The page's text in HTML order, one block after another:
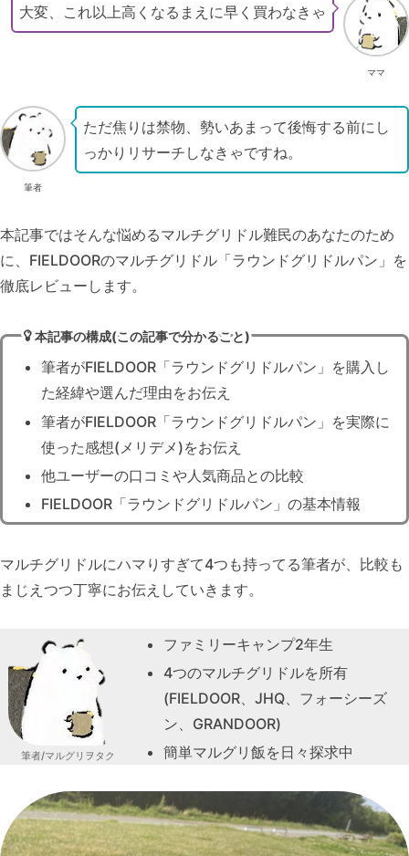
ママ
大変、これ以上高くなるまえに早く買わなきゃ
筆者
ただ焦りは禁物、勢いあまって後悔する前にし
っかりリサーチしなきゃですね。
本記事ではそんな悩めるマルチグリドル難民のあなたのため
に、FIELDOORのマルチグリドル「ラウンドグリドルパン」を
徹底レビューします。
本記事の構成(この記事で分かること)
筆者がFIELDOOR「ラウンドグリドルパン」を購入し
た経緯や選んだ理由をお伝え
筆者がFIELDOOR「ラウンドグリドルパン」を実際に
使った感想(メリデメ)をお伝え
他ユーザーの口コミや人気商品との比較
FIELDOOR「ラウンドグリドルパン」の基本情報
マルチグリドルにハマりすぎて4つも持ってる筆者が、比較も
まじえつつ丁寧にお伝えしていきます。
筆者/マルグリヲタク
ファミリーキャンプ2年生
4つのマルチグリドルを所有
(FIELDOOR、JHQ、フォーシーズ
ン、GRANDOOR)
簡単マルグリ飯を日々探求中